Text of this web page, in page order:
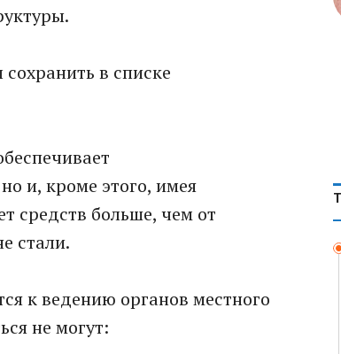
в списке
и, кроме этого, имея
средств больше, чем от
стали.
к ведению органов местного
не могут: